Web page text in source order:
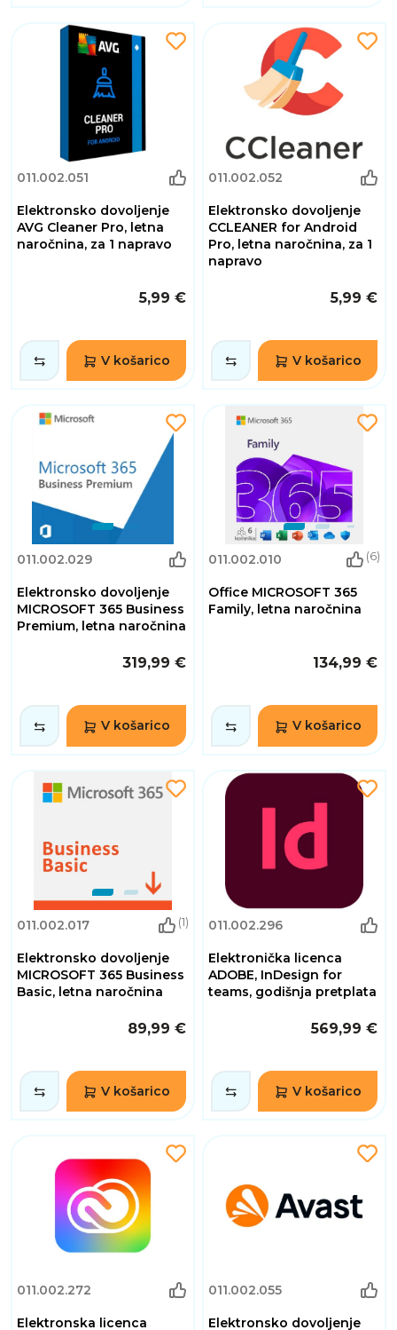
011.002.051
Elektronsko dovoljenje
AVG Cleaner Pro, letna
naročnina, za 1 napravo
5,99 €
V košarico
011.002.052
Elektronsko dovoljenje
CCLEANER for Android
Pro, letna naročnina, za 1
napravo
5,99 €
V košarico
011.002.029
Elektronsko dovoljenje
MICROSOFT 365 Business
Premium, letna naročnina
319,99 €
V košarico
011.002.010 (6)
Office MICROSOFT 365
Family, letna naročnina
134,99 €
V košarico
011.002.017 (1)
Elektronsko dovoljenje
MICROSOFT 365 Business
Basic, letna naročnina
89,99 €
V košarico
011.002.296
Elektronička licenca
ADOBE, InDesign for
teams, godišnja pretplata
569,99 €
V košarico
011.002.272
Elektronska licenca
011.002.055
Elektronsko dovoljenje